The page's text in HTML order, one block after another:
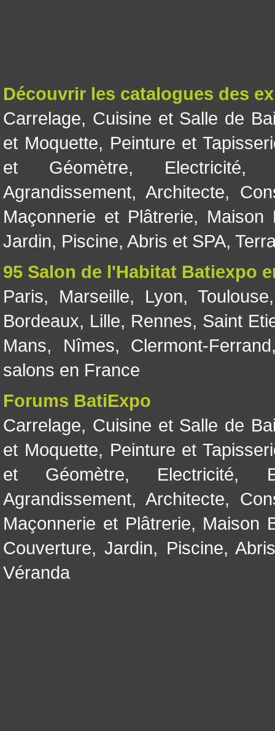
Découvrir les catalogues des
Carrelage, Cuisine et Salle de
et Moquette, Peinture et
et Géomètre, Electricité
Agrandissement, Architecte,
Maçonnerie et Plâtrerie, Maison
Jardin, Piscine, Abris et SPA,
95 Salon de l'Habitat Batiexpo
Paris, Marseille, Lyon, Toulouse
Bordeaux, Lille, Rennes, Saint
Mans, Nîmes, Clermont-Ferrand
salons en France
Forums BatiExpo
Carrelage, Cuisine et Salle de
et Moquette, Peinture et
et Géomètre, Electricité,
Agrandissement, Architecte,
Maçonnerie et Plâtrerie, Maison
Couverture,Jardin, Piscine,
Véranda